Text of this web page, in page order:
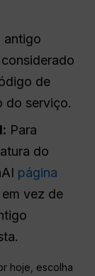
antigo
de
do serviço.
Para
do
página
em vez de
hoje, escolha